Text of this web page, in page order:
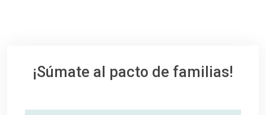
¡Súmate al pacto de familias!